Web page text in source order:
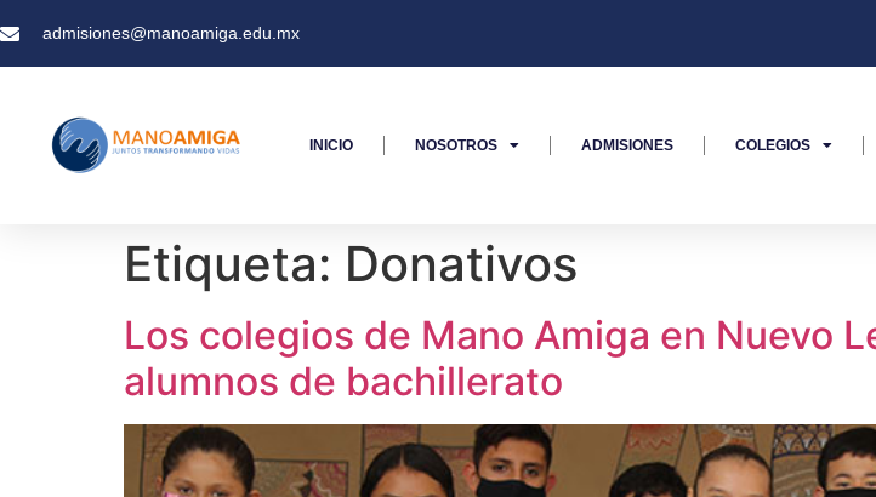
admisiones@manoamiga.edu.mx
INICIO NOSOTROS ADMISIONES COLEGIOS
Etiqueta: Donativos
Los colegios de Mano Amiga en Nuevo
alumnos de bachillerato